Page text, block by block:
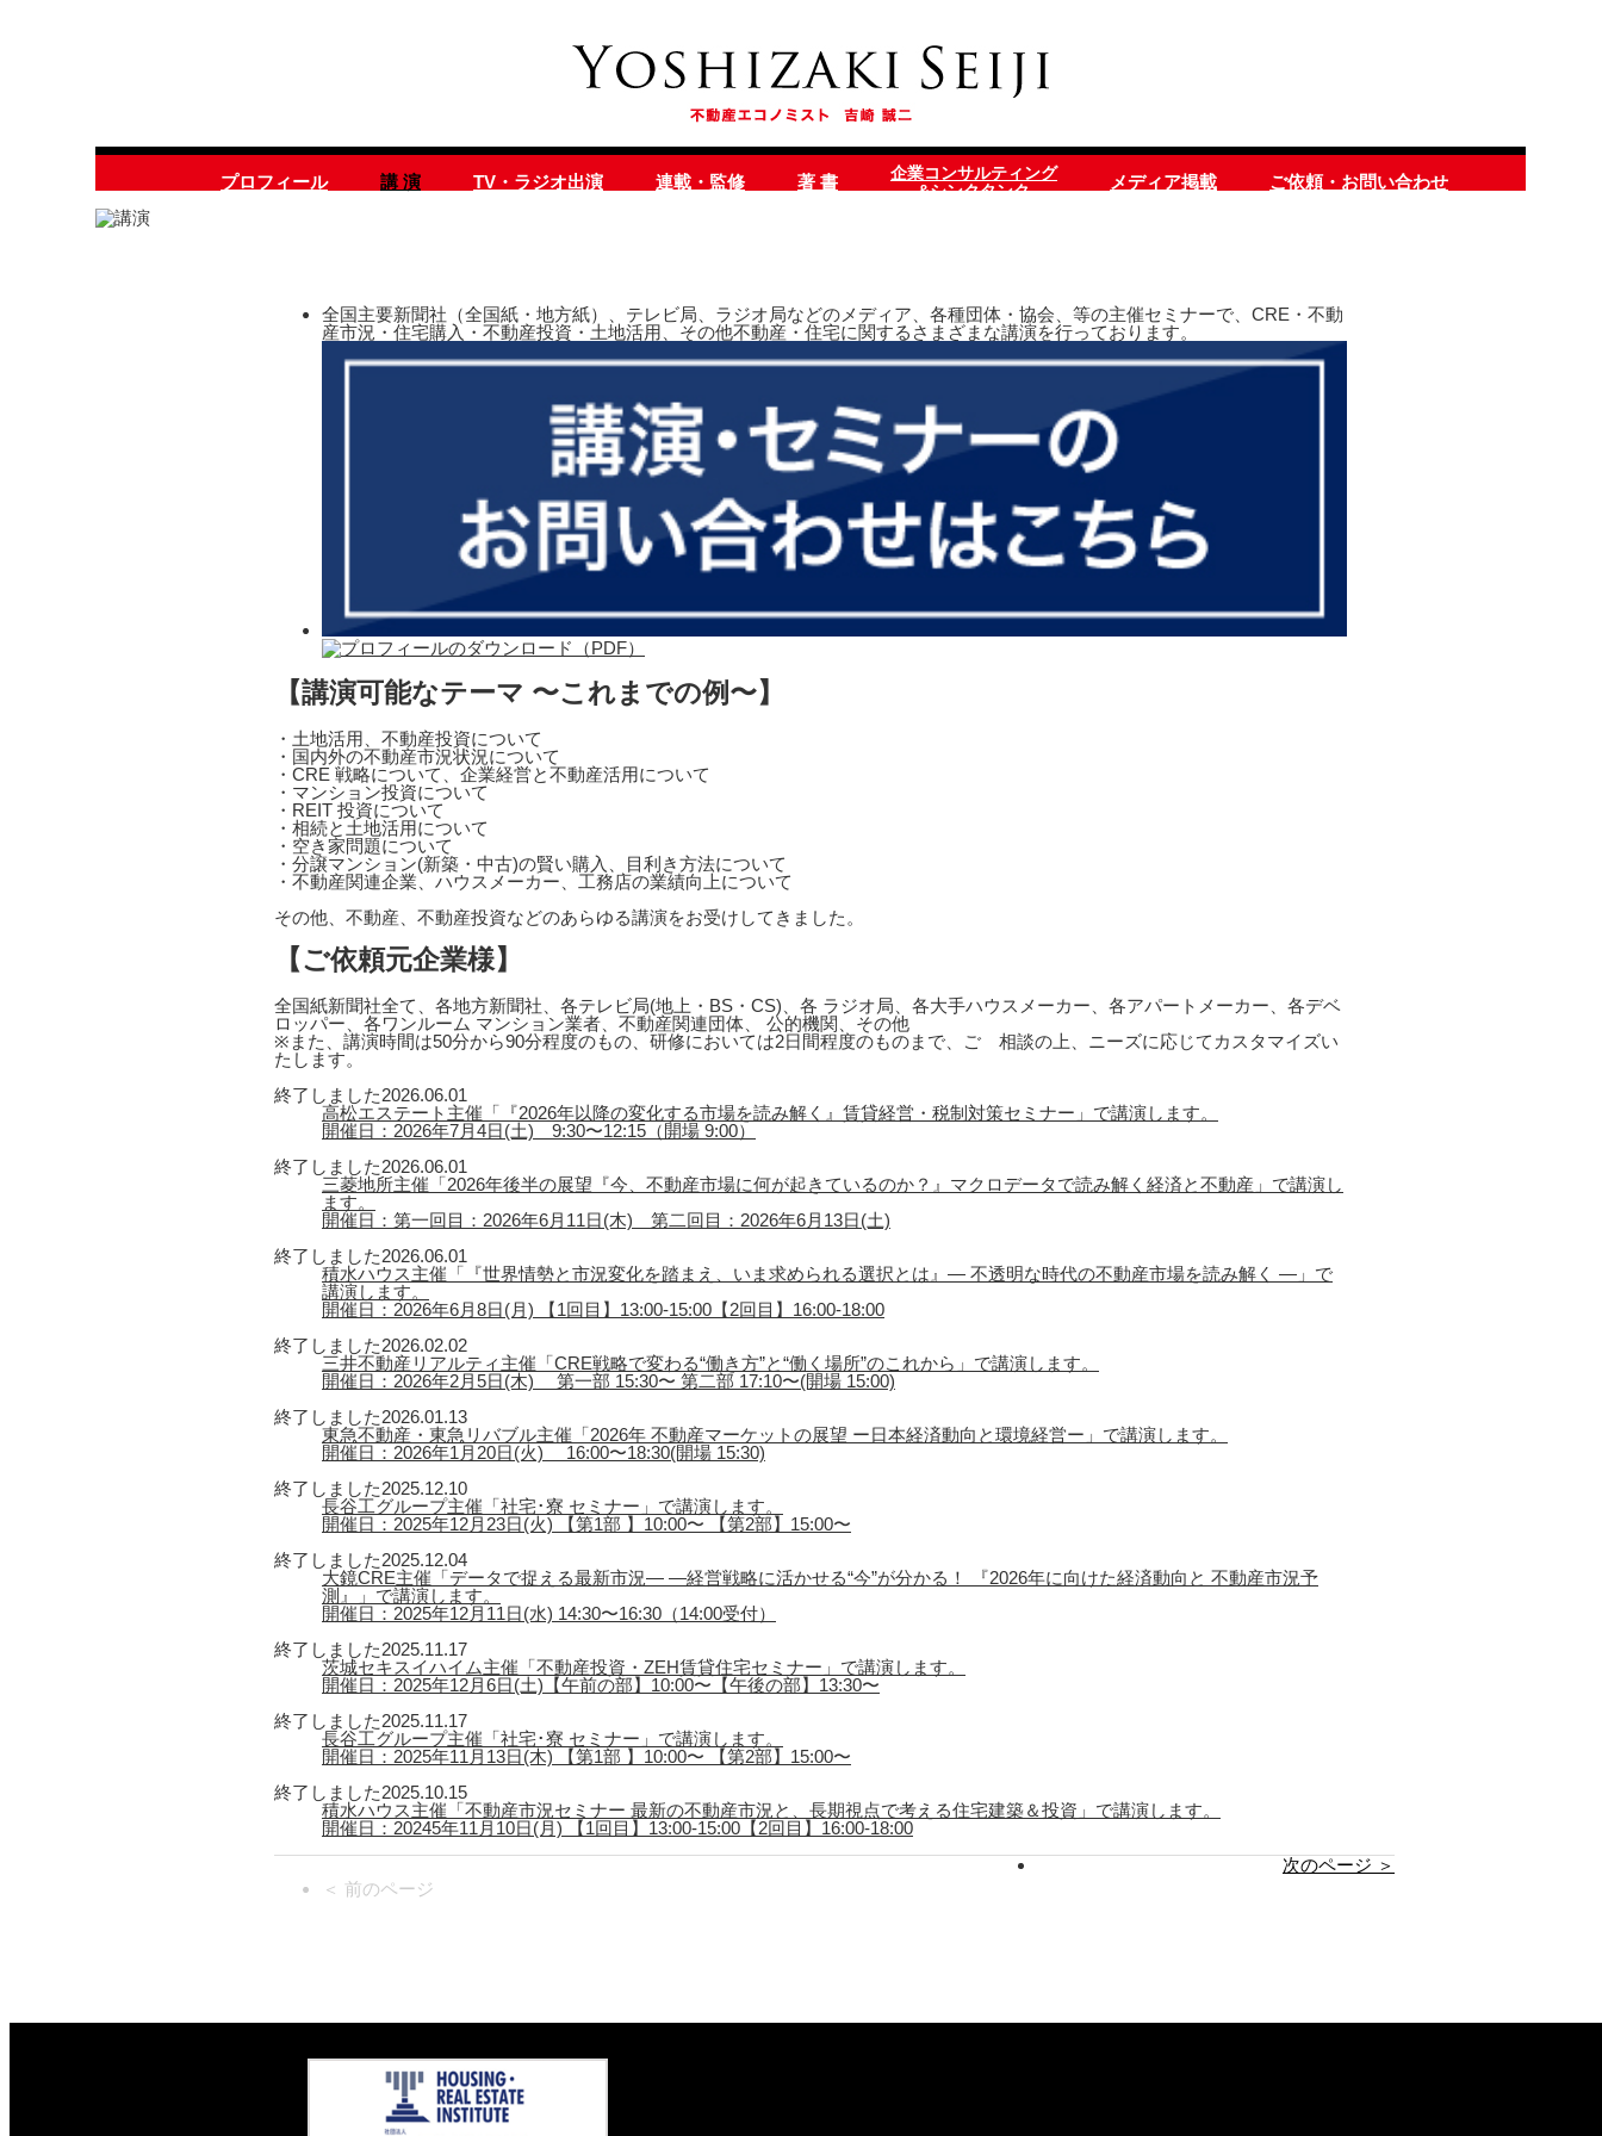
プロフィール 講 演 TV・ラジオ出演 連載・監修 著 書
企業コンサルティング
&シンクタンク
メディア掲載 ご依頼・お問い合わせ
全国主要新聞社（全国紙・地方紙）、テレビ局、ラジオ局などのメディア、各種団体・協会、等の主催セミナーで、CRE・不動
産市況・住宅購入・不動産投資・土地活用、その他不動産・住宅に関するさまざまな講演を行っております。
【講演可能なテーマ 〜これまでの例〜】
・土地活用、不動産投資について
・国内外の不動産市況状況について
・CRE 戦略について、企業経営と不動産活用について
・マンション投資について
・REIT 投資について
・相続と土地活用について
・空き家問題について
・分譲マンション(新築・中古)の賢い購入、目利き方法について
・不動産関連企業、ハウスメーカー、工務店の業績向上について
その他、不動産、不動産投資などのあらゆる講演をお受けしてきました。
【ご依頼元企業様】
全国紙新聞社全て、各地方新聞社、各テレビ局(地上・BS・CS)、各 ラジオ局、各大手ハウスメーカー、各アパートメーカー、各デベ
ロッパー、各ワンルーム マンション業者、不動産関連団体、 公的機関、その他
※また、講演時間は50分から90分程度のもの、研修においては2日間程度のものまで、ご゙相談の上、ニーズに応じてカスタマイズい
たします。
終了しました2026.06.01
高松エステート主催「『2026年以降の変化する市場を読み解く』賃貸経営・税制対策セミナー」で講演します。
開催日：2026年7月4日(土) 9:30〜12:15（開場 9:00）
終了しました2026.06.01
三菱地所主催「2026年後半の展望『今、不動産市場に何が起きているのか？』マクロデータで読み解く経済と不動産」で講演し
ます。
開催日：第一回目：2026年6月11日(木) 第二回目：2026年6月13日(土)
終了しました2026.06.01
積水ハウス主催「『世界情勢と市況変化を踏まえ、いま求められる選択とは』― 不透明な時代の不動産市場を読み解く ―」で
講演します。
開催日：2026年6月8日(月) 【1回目】13:00-15:00【2回目】16:00-18:00
終了しました2026.02.02
三井不動産リアルティ主催「CRE戦略で変わる“働き方”と“働く場所”のこれから」で講演します。
開催日：2026年2月5日(木) 第一部 15:30〜 第二部 17:10〜(開場 15:00)
終了しました2026.01.13
東急不動産・東急リバブル主催「2026年 不動産マーケットの展望 ー日本経済動向と環境経営ー」で講演します。
開催日：2026年1月20日(火) 16:00〜18:30(開場 15:30)
終了しました2025.12.10
長谷工グループ主催「社宅･寮 セミナー」で講演します。
開催日：2025年12月23日(火) 【第1部 】10:00〜 【第2部】15:00〜
終了しました2025.12.04
大鏡CRE主催「データで捉える最新市況― ―経営戦略に活かせる“今”が分かる！ 『2026年に向けた経済動向と 不動産市況予
測』」で講演します。
開催日：2025年12月11日(水) 14:30〜16:30（14:00受付）
終了しました2025.11.17
茨城セキスイハイム主催「不動産投資・ZEH賃貸住宅セミナー」で講演します。
開催日：2025年12月6日(土)【午前の部】10:00〜【午後の部】13:30〜
終了しました2025.11.17
長谷工グループ主催「社宅･寮 セミナー」で講演します。
開催日：2025年11月13日(木) 【第1部 】10:00〜 【第2部】15:00〜
終了しました2025.10.15
積水ハウス主催「不動産市況セミナー 最新の不動産市況と、長期視点で考える住宅建築＆投資」で講演します。
開催日：20245年11月10日(月) 【1回目】13:00-15:00【2回目】16:00-18:00
＜ 前のページ
次のページ ＞